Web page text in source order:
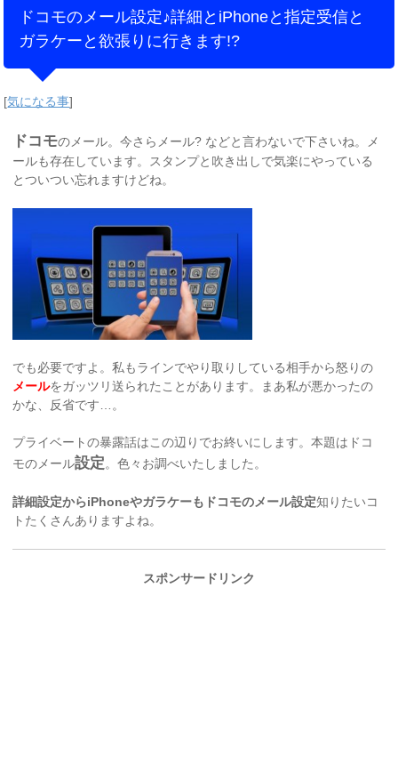
ドコモのメール設定♪詳細とiPhoneと指定受信と
ガラケーと欲張りに行きます!?
[気になる事]
ドコモのメール。今さらメール? などと言わないで下さいね。メ
ールも存在しています。スタンプと吹き出しで気楽にやっている
とついつい忘れますけどね。
でも必要ですよ。私もラインでやり取りしている相手から怒りの
メールをガッツリ送られたことがあります。まあ私が悪かったの
かな、反省です…。
プライベートの暴露話はこの辺りでお終いにします。本題はドコ
モのメール設定。色々お調べいたしました。
詳細設定からiPhoneやガラケーもドコモのメール設定知りたいコ
トたくさんありますよね。
スポンサードリンク